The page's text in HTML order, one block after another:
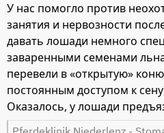
лошадях и ни на одной не
переходами. На мой запрос
У нас помогло против
занятия и нервозности
давать лошади немного
заваренными семенами
перевели в «открытую»
постоянным доступом к
Оказалось, у лошади